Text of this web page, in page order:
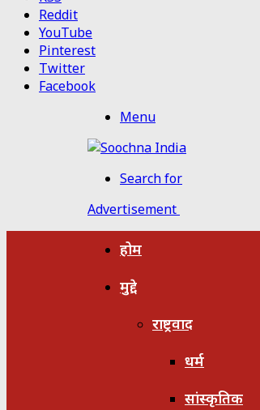
Reddit
YouTube
Pinterest
Twitter
Facebook
Menu
Search for
Advertisement
होम
मुद्दे
राष्ट्रवाद
धर्म
सांस्कृतिक